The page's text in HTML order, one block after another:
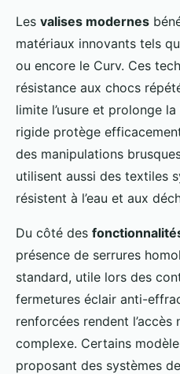
Les valises modernes
matériaux innovants tels
ou encore le Curv. Ces
résistance aux chocs
limite l’usure et prolonge
rigide protège
des manipulations
utilisent aussi des textiles
résistent à l’eau et aux
Du côté des
présence de serrures
standard, utile lors des
fermetures éclair anti-
renforcées rendent l’accès
complexe. Certains
proposant des systèmes